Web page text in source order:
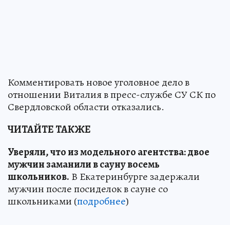
Комментировать новое уголовное дело в
отношении Виталия в пресс-службе СУ СК по
Свердловской области отказались.
ЧИТАЙТЕ ТАКЖЕ
Уверяли, что из модельного агентства: двое
мужчин заманили в сауну восемь
школьников. В Екатеринбурге задержали
мужчин после посиделок в сауне со
школьниками (подробнее)